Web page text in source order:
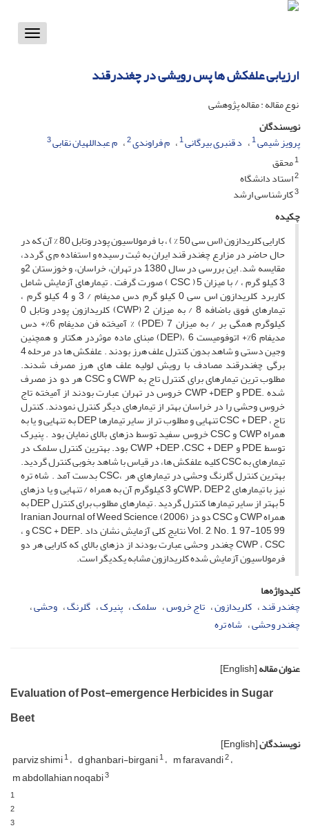
Toggle
ارزیابی علفکش ها پس رویشی در چغندرقند
نوع مقاله : مقاله پژوهشی
نویسندگان
پرویز شیمی1 د قنبری بیرگانی1 م فراوندی2 م عبداللهیان نقابی3
1محقق
2استاد دانشگاه
3کارشناسی ارشد
چکیده
کارایی کلریدازون (اس سی 50 % ) ، با فرمولاسیون پودر وتابل 80 % آن که در
حال حاضر در مزارع چغندر قند ایران به ثبت رسیده و استفاده م ی گردد،
مقایسه شد. این بررسی در سال 1380 در تهران، خراسان، و خوزستان 2و
3 کیلو گرم ، / با میزان 5 ( CSC ) صورت گرفت . تیمارهای آزمایش شامل
کاربرد کلریدازون اس سی 0 کیلو گرم دس مدیفام / 3 و 4 کیلو گرم ،
تیمارهای فوق باضافه 8 / به میزان 2 (CWP) کلریدازون پودر وتابل 0
کیلوگرم همگی بر / به میزان 7 (PDE) % آمیخته فن مدیفام 6%+ دس
مدیفام 6%+ اتوفومیست 6 ،(DEP) مبنای ماده موثردر هکتار و همچنین
وجین دستی و شاهد بدون کنترل علف هرز بودند . علفکش ها در مرحله 4
برگی چغندرقند مصادف با رویش لولیه علف های هرز مصرف شدند.
مطلوب ترین تیمارهای برای کنترل تاج به CWP و CSC هر دو دز مصرف
شده .PDE و CWP +DEP خروس در تهران عبارت بودند از آمیخته تاج
خروس وحشی را در خراسان بهتر از تیمارهای دیگر کنترل نمودند. کنترل
تاج ، CSC + DEP تنهایی و مطلوب تر از سایر تیمارها DEP به تنهایی و یا به
همراه CWP و CSC خروس سفید توسط دزهای بالای نمایان بود . پنیرک
توسط PDE و CWP +DEP ،CSC + DEP بود. بهترین کنترل سلمک در
تیمارهای به CSC کلیه علفکش ها، در قیاس با شاهد بخوبی کنترل گردید.
بهترین کنترل گلرنگ وحشی در تیمارهای هر ،CSC بدست آمد . شاه تره
نیز با تیمارهای CWP، DEP 2و 3 کیلوگرم آن به همراه / تنهایی و یا دزهای
5 بهتر از سایر تیمارها کنترل گردید . تیمارهای مطلوب برای کنترل DEP به
همراه CWP و CSC دو دز Iranian Journal of Weed Science, (2006)
Vol. 2, No. 1, 97-105 99 نتایج کلی آزمایش نشان داد .CSC + DEP و ،
CWP ، CSC چغندر وحشی عبارت بودند از دزهای بالای که کارایی هر دو
فرمولاسیون آزمایش شده کلریدازون مشابه یکدیگر است.
کلیدواژه‌ها
چغندر قند کلریدازون تاج خروس سلمک پنیرک گلرنگ وحشی
چغندر وحشی شاه تره
عنوان مقاله[English]
Evaluation of Post-emergence Herbicides in Sugar
Beet
نویسندگان[English]
parviz shimi1 d ghanbari-birgani1 m faravandi2
m abdollahian noqabi3
1
2
3